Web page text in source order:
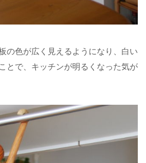
の色が広く見えるようになり、白い
とで、キッチンが明るくなった気が